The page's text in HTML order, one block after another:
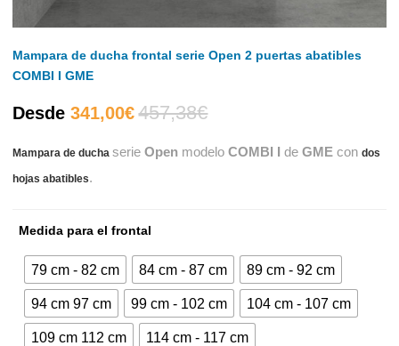
Mampara de ducha frontal serie Open 2 puertas abatibles
COMBI I GME
Desde 341,00€El
precio
341,00€.
457,38€El
precio
457,38€.
Mampara de ducha serieOpen modeloCOMBI I deGME condos
hojas abatibles.
Medida para el frontal
79 cm - 82 cm 84 cm - 87 cm 89 cm - 92 cm
94 cm 97 cm 99 cm - 102 cm 104 cm - 107 cm
109 cm 112 cm 114 cm - 117 cm